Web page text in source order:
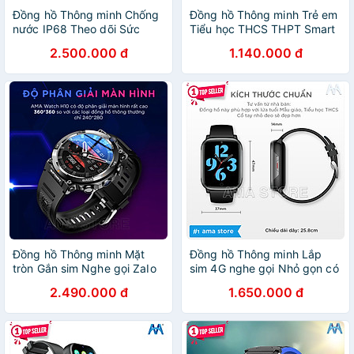
Đồng hồ Thông minh Chống
nước IP68 Theo dõi Sức
FA95S Hàng nhập khẩu
2.500.000 đ
Đồng hồ Thông minh Trẻ em
Tiểu học THCS THPT Smart
vị Wifi lắp Sim 4G độc lập
Chống nước Kích thước nhỏ
gọn Hàng nhập khẩu
1.140.000 đ
Đồng hồ Thông minh Mặt
tròn Gắn sim Nghe gọi ZaIo
lớn định vị GPS chức năng
như Điện thoại chơi Game
xem Youtube TikTok tải ứng
dụng CH Play AMA Watch
2.490.000 đ
Đồng hồ Thông minh Lắp
sim 4G nghe gọi Nhỏ gọn có
nước tốt Pin khỏe 700mAh
Gọi Video call cho Trẻ em 4
5 tuổi Học sinh Tiểu học cấp
1 2 3 AMA SmartWatch FA83
1.650.000 đ